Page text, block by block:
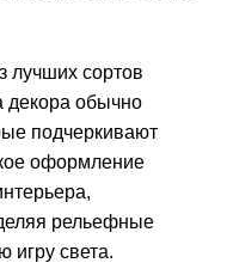
лучших сортов
декора обычно
подчеркивают
оформление
рельефные
игру света.